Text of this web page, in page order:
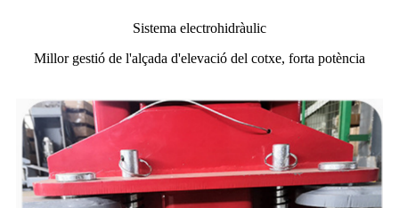
Sistema electrohidràulic
Millor gestió de l'alçada d'elevació del cotxe, forta potència